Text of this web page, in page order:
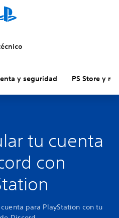
y seguridad PS Store y
tu cuenta
con
para PlayStation con tu